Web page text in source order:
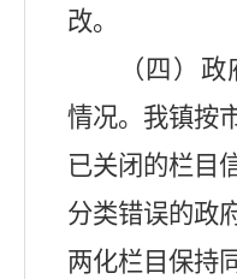
改。
（四）
情况。我镇按
已关闭的栏目
分类错误的政
两化栏目保持